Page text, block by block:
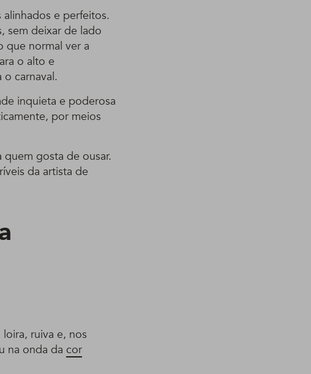
e perfeitos.
sem deixar de lado
que normal ver a
o alto e
o carnaval.
inquieta e poderosa
por meios
gosta de ousar.
da artista de
ruiva e, nos
na onda da cor